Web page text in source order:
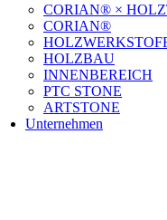
CORIAN® ×
CORIAN®
HOLZBAU
INNENBEREICH
PTC STONE
ARTSTONE
Unternehmen